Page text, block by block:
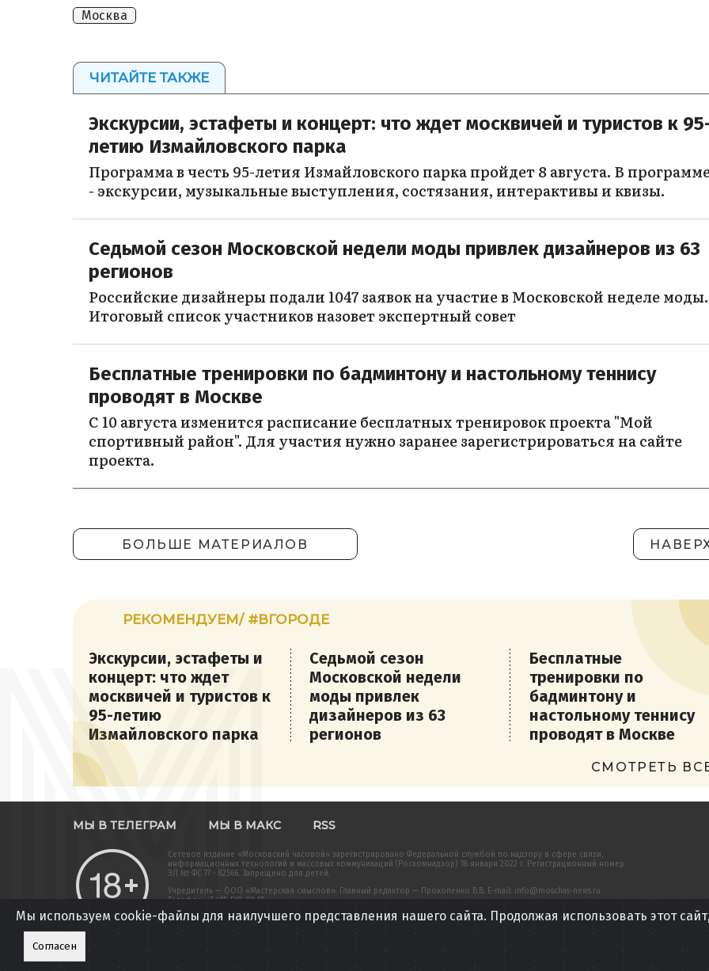
Москва
ЧИТАЙТЕ ТАКЖЕ
Экскурсии, эстафеты и концерт: что ждет москвичей и туристов к
летию Измайловского парка
Программа в честь 95-летия Измайловского парка пройдет 8 августа. В
- экскурсии, музыкальные выступления, состязания, интерактивы и квизы.
Седьмой сезон Московской недели моды привлек дизайнеров из 63
регионов
Российские дизайнеры подали 1047 заявок на участие в Московской неделе моды.
Итоговый список участников назовет экспертный совет
Бесплатные тренировки по бадминтону и настольному теннису
проводят в Москве
С 10 августа изменится расписание бесплатных тренировок проекта "Мой
спортивный район". Для участия нужно заранее зарегистрироваться на сайте
проекта.
БОЛЬШЕ МАТЕРИАЛОВ
РЕКОМЕНДУЕМ/ #ВГОРОДЕ
Экскурсии, эстафеты и
концерт: что ждет
москвичей и туристов к
95-летию
Измайловского парка
Седьмой сезон
Московской недели
моды привлек
дизайнеров из 63
регионов
Бесплатные
тренировки по
бадминтону и
настольному теннису
проводят в Москве
СМОТРЕТЬ
МЫ В ТЕЛЕГРАМ МЫ В МАКС RSS
Сетевое издание «Московский часовой» зарегистрировано Федеральной службой по надзору в сфере связи,
информационных технологий и массовых коммуникаций (Роскомнадзор) 18 января 2022 г. Регистрационный номер
ЭЛ № ФС 77 - 82566. Запрещено для детей.
Учредитель — ООО «Мастерская смыслов». Главный редактор — Прокопенко В.В. E-mail: info@moschas-news.ru
Телефон: +7-495-568-09-59
Вся информация, размещенная на данном веб-сайте, предназначена только для персонального пользования и не
Мы используем cookie-файлы для наилучшего представления нашего сайта. Продолжая использовать этот
Согласен